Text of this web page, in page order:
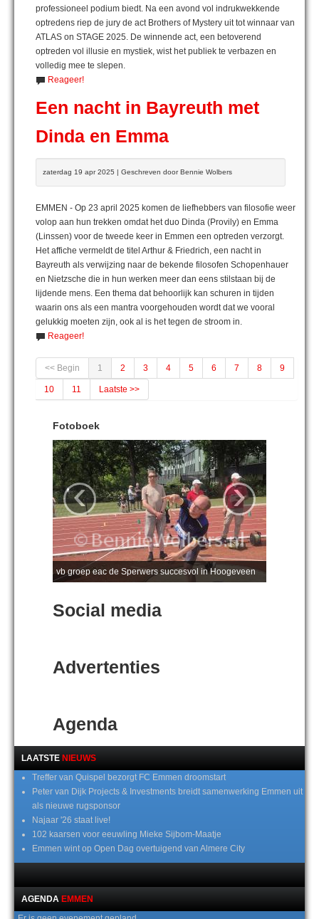
professioneel podium biedt. Na een avond vol indrukwekkende
optredens riep de jury de act Brothers of Mystery uit tot winnaar van
ATLAS on STAGE 2025. De winnende act, een betoverend
optreden vol illusie en mystiek, wist het publiek te verbazen en
volledig mee te slepen.
Reageer!
Een nacht in Bayreuth met
Dinda en Emma
zaterdag 19 apr 2025 | Geschreven door Bennie Wolbers
EMMEN - Op 23 april 2025 komen de liefhebbers van filosofie weer
volop aan hun trekken omdat het duo Dinda (Provily) en Emma
(Linssen) voor de tweede keer in Emmen een optreden verzorgt.
Het affiche vermeldt de titel Arthur & Friedrich, een nacht in
Bayreuth als verwijzing naar de bekende filosofen Schopenhauer
en Nietzsche die in hun werken meer dan eens stilstaan bij de
lijdende mens. Een thema dat behoorlijk kan schuren in tijden
waarin ons als een mantra voorgehouden wordt dat we vooral
gelukkig moeten zijn, ook al is het tegen de stroom in.
Reageer!
<< Begin 1 2 3 4 5 6 7 8 9
10 11 Laatste >>
Fotoboek
vb groep eac de Sperwers succesvol in Hoogeveen
‹ ›
Social media
Advertenties
Agenda
LAATSTE NIEUWS
Treffer van Quispel bezorgt FC Emmen droomstart
Peter van Dijk Projects & Investments breidt samenwerking Emmen uit
als nieuwe rugsponsor
Najaar '26 staat live!
102 kaarsen voor eeuwling Mieke Sijbom-Maatje
Emmen wint op Open Dag overtuigend van Almere City
AGENDA EMMEN